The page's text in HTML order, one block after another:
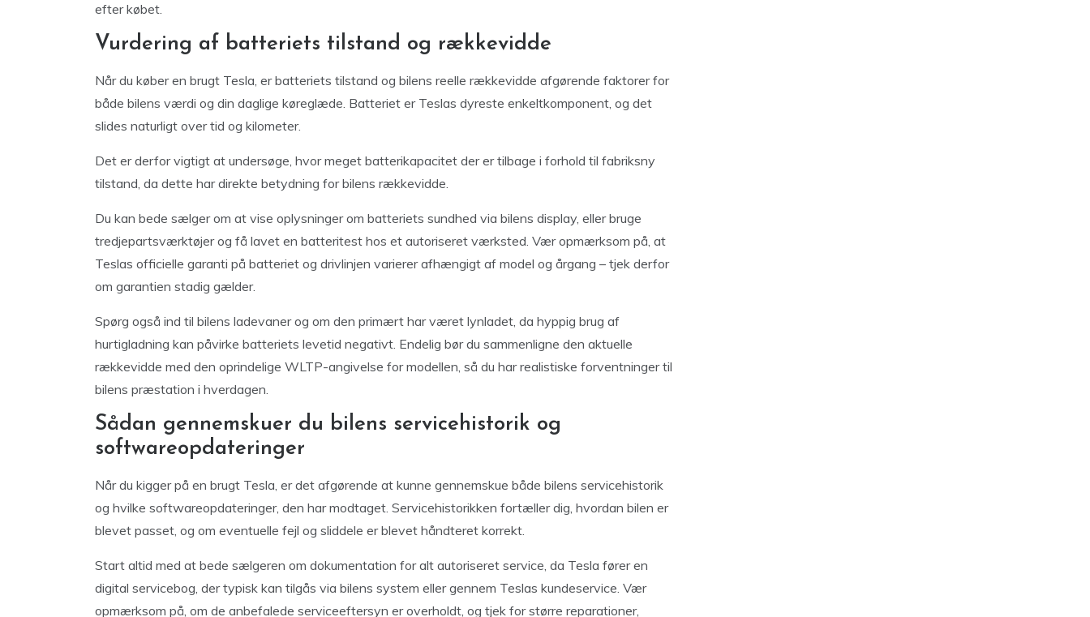
efter købet.
Vurdering af batteriets tilstand og rækkevidde
Når du køber en brugt Tesla, er batteriets tilstand og bilens reelle rækkevidde afgørende faktorer for
både bilens værdi og din daglige køreglæde. Batteriet er Teslas dyreste enkeltkomponent, og det
slides naturligt over tid og kilometer.
Det er derfor vigtigt at undersøge, hvor meget batterikapacitet der er tilbage i forhold til fabriksny
tilstand, da dette har direkte betydning for bilens rækkevidde.
Du kan bede sælger om at vise oplysninger om batteriets sundhed via bilens display, eller bruge
tredjepartsværktøjer og få lavet en batteritest hos et autoriseret værksted. Vær opmærksom på, at
Teslas officielle garanti på batteriet og drivlinjen varierer afhængigt af model og årgang – tjek derfor
om garantien stadig gælder.
Spørg også ind til bilens ladevaner og om den primært har været lynladet, da hyppig brug af
hurtigladning kan påvirke batteriets levetid negativt. Endelig bør du sammenligne den aktuelle
rækkevidde med den oprindelige WLTP-angivelse for modellen, så du har realistiske forventninger til
bilens præstation i hverdagen.
Sådan gennemskuer du bilens servicehistorik og
softwareopdateringer
Når du kigger på en brugt Tesla, er det afgørende at kunne gennemskue både bilens servicehistorik
og hvilke softwareopdateringer, den har modtaget. Servicehistorikken fortæller dig, hvordan bilen er
blevet passet, og om eventuelle fejl og sliddele er blevet håndteret korrekt.
Start altid med at bede sælgeren om dokumentation for alt autoriseret service, da Tesla fører en
digital servicebog, der typisk kan tilgås via bilens system eller gennem Teslas kundeservice. Vær
opmærksom på, om de anbefalede serviceeftersyn er overholdt, og tjek for større reparationer,